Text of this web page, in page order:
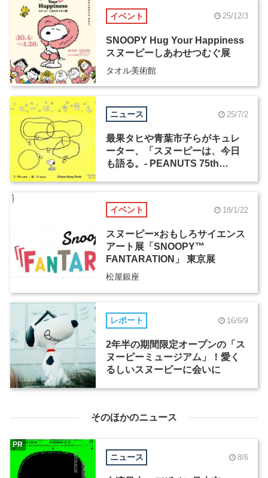
イベント 25/12/3
SNOOPY Hug Your Happiness
スヌーピーしあわせつむぐ展
タオル美術館
ニュース 25/7/2
最果タヒや青葉市子らがキュレ
ーター、「スヌーピーは、今日
も語る。- PEANUTS 75th
イベント 18/1/22
スヌーピー×おもしろサイエンス
アート展「SNOOPY™
FANTARATION」 東京展
松屋銀座
レポート 16/6/9
2年半の期間限定オープンの「ス
ヌーピーミュージアム」！愛く
るしいスヌーピーに会いに
そのほかのニュース
ニュース 8/6
PR